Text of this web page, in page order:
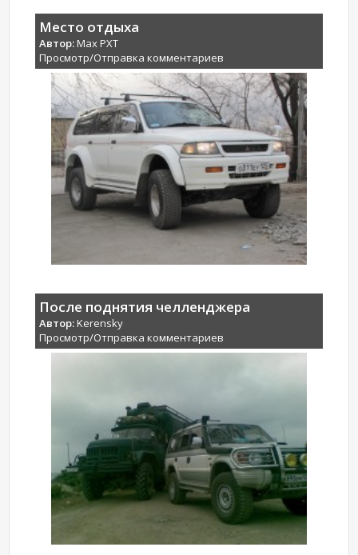
Место отдыха
Автор:Max PXT
Просмотр/Отправка комментариев
После поднятия челленджера
Автор:Kerensky
Просмотр/Отправка комментариев